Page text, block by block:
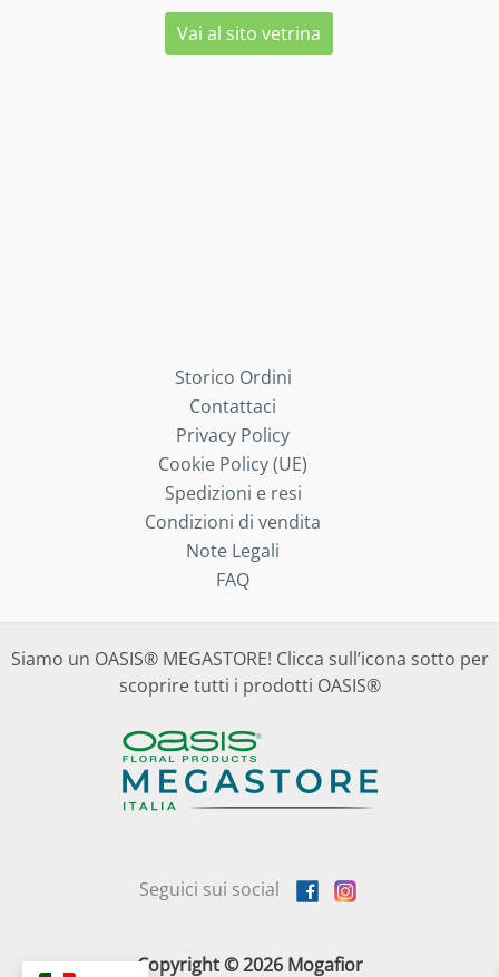
Vai al sito vetrina
Storico Ordini
Contattaci
Privacy Policy
Cookie Policy (UE)
Spedizioni e resi
Condizioni di vendita
Note Legali
FAQ
Siamo un OASIS® MEGASTORE! Clicca sull’icona sotto per
scoprire tutti i prodotti OASIS®
Seguici sui social
Copyright © 2026 Mogafior